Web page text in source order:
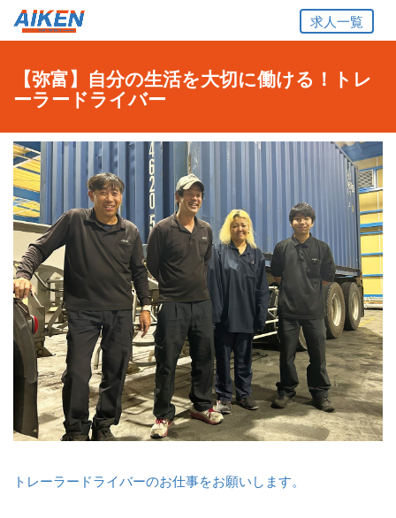
求人一覧
【弥富】自分の生活を大切に働ける！トレ
ーラードライバー
トレーラードライバーのお仕事をお願いします。